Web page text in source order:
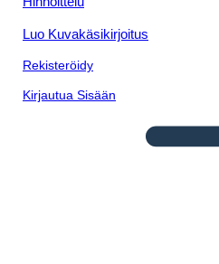
Luo Kuvakäsikirjoitus
Rekisteröidy
Kirjautua Sisään
diaesityksenä